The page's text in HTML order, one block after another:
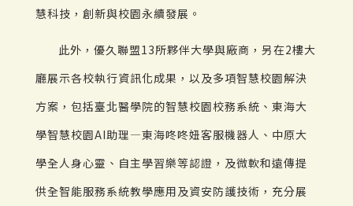
慧科技，創新與校園永續發展。
此外，優久聯盟13所夥伴大學與廠商，另在2樓大
廳展示各校執行資訊化成果，以及多項智慧校園解決
方案，包括臺北醫學院的智慧校園校務系統、東海大
學智慧校園AI助理—東海咚咚妞客服機器人、中原大
學全人身心靈、自主學習樂等認證，及微軟和遠傳提
供全智能服務系統教學應用及資安防護技術，充分展